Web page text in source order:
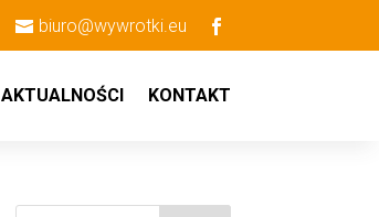
biuro@wywrotki.eu
AKTUALNOŚCI KONTAKT